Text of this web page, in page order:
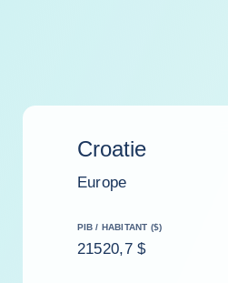
Croatie
Europe
PIB / HABITANT ($)
21520,7 $